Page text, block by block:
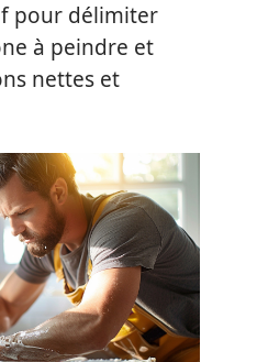
pour délimiter
à peindre et
nettes et